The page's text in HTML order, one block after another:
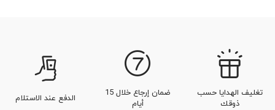
تغليف الهدايا حسب
ذوقك
ضمان إرجاع خلال 15
أيام
الدفع عند الاستلام